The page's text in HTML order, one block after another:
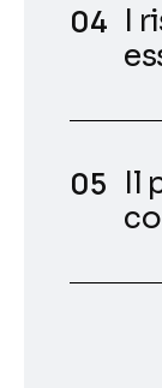
I
Il